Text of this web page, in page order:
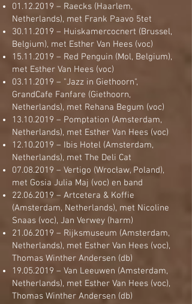
01.12.2019 – Raecks (Haarlem,
Netherlands), met Frank Paavo 5tet
30.11.2019 – Huiskamercocnert (Brussel,
Belgium), met Esther Van Hees (voc)
15.11.2019 – Red Penguin (Mol, Belgium),
met Esther Van Hees (voc)
03.11.2019 – "Jazz in Giethoorn",
GrandCafe Fanfare (Giethoorn,
Netherlands), met Rehana Begum (voc)
13.10.2019 – Pomptation (Amsterdam,
Netherlands), met Esther Van Hees (voc)
12.10.2019 – Ibis Hotel (Amsterdam,
Netherlands), met The Deli Cat
07.08.2019 – Vertigo (Wrocław, Poland),
met Gosia Julia Maj (voc) en band
22.06.2019 – Artcetera & Koffie
(Amsterdam, Netherlands), met Nicoline
Snaas (voc), Jan Verwey (harm)
21.06.2019 – Rijksmuseum (Amsterdam,
Netherlands), met Esther Van Hees (voc),
Thomas Winther Andersen (db)
19.05.2019 – Van Leeuwen (Amsterdam,
Netherlands), met Esther Van Hees (voc),
Thomas Winther Andersen (db)